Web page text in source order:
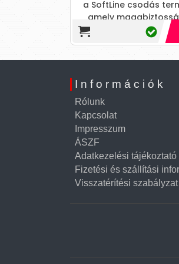
a SoftLine csodás
amely
eleganciát
Információk
Rólunk
Kapcsolat
Impresszum
ÁSZF
Adatkezelési tájékoztató
Fizetési és szállítási
Visszatérítési szabályzat